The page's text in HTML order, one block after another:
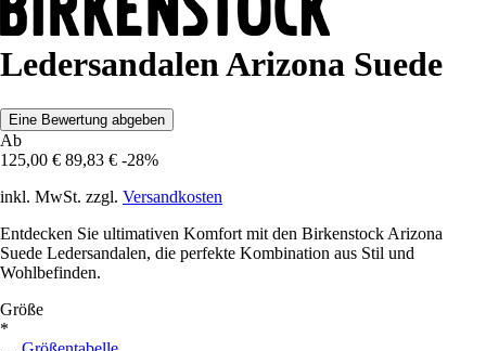
Ledersandalen Arizona Suede
Eine Bewertung abgeben
Ab
125,00 € 89,83 € -28%
inkl. MwSt. zzgl. Versandkosten
Entdecken Sie ultimativen Komfort mit den Birkenstock Arizona
Suede Ledersandalen, die perfekte Kombination aus Stil und
Wohlbefinden.
Größe
*